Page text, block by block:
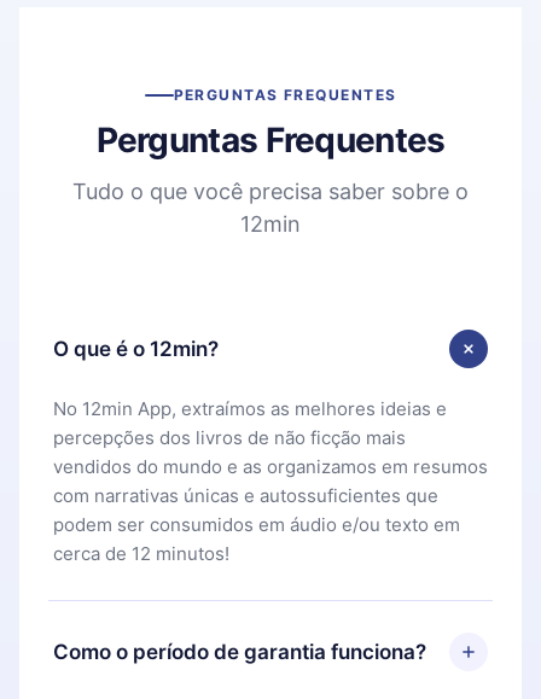
PERGUNTAS FREQUENTES
Perguntas Frequentes
Tudo o que você precisa saber sobre o
12min
O que é o 12min?
No 12min App, extraímos as melhores ideias e
percepções dos livros de não ficção mais
vendidos do mundo e as organizamos em resumos
com narrativas únicas e autossuficientes que
podem ser consumidos em áudio e/ou texto em
cerca de 12 minutos!
Como o período de garantia funciona?